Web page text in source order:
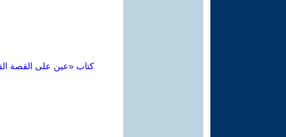
كتاب «عين على القصة